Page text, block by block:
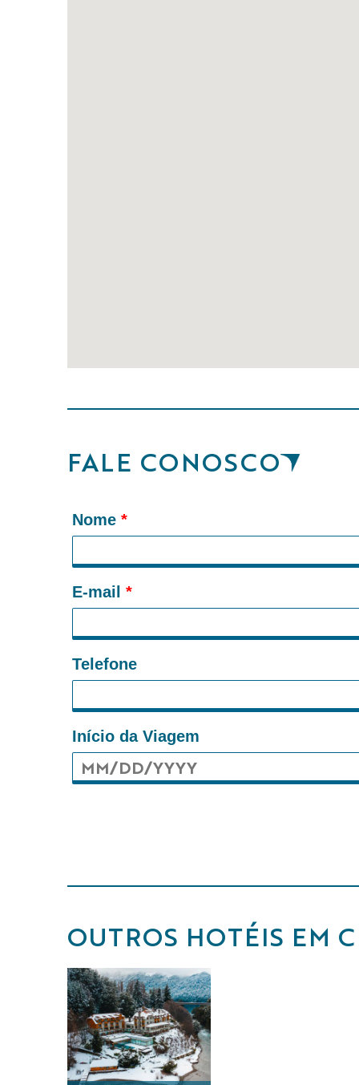
FALE CONOSCO
Nome *
E-mail *
Telefone
Início da Viagem
OUTROS HOTÉIS EM